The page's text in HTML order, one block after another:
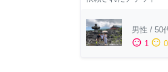
男性 / 50
sentiment_satisfied 1 sentiment_neutral 0